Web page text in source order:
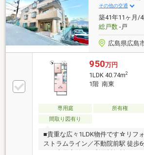
その他の交通
築41年11ヶ月/
総戸数-戸
広島県広島
950万円
1LDK 40.74m2
1階 南東
専用庭 所有権
間取り図有り
■貴重な広々1LDK物件です☆リフ
ストラムライン／不動院前駅 徒歩6